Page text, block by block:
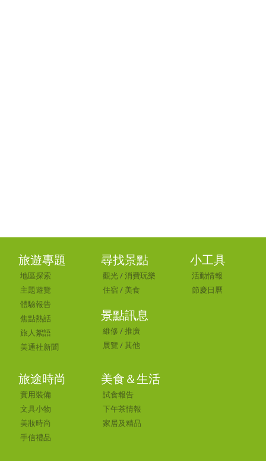
旅遊專題
地區探索
主題遊覽
體驗報告
焦點熱話
旅人絮語
美通社新聞
尋找景點
觀光 /消費玩樂
住宿 / 美食
景點訊息
維修 /推廣
展覽 /其他
小工具
活動情報
節慶日曆
旅途時尚
實用裝備
文具小物
美妝時尚
手信禮品
美食＆生活
試食報告
下午茶情報
家居及精品